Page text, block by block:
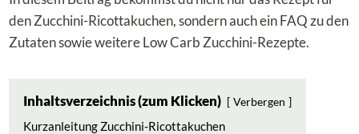
den Zucchini-Ricottakuchen, sondern auch ein FAQ zu den
Zutaten sowie weitere Low Carb Zucchini-Rezepte.
Inhaltsverzeichnis (zum Klicken) Verbergen
Kurzanleitung Zucchini-Ricottakuchen